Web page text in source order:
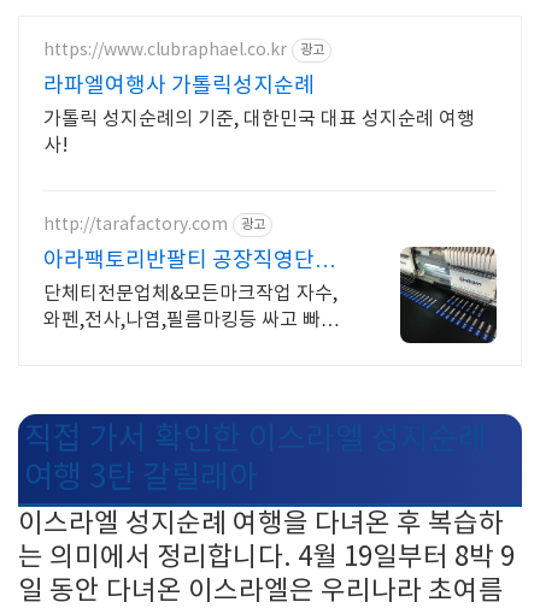
https://www.clubraphael.co.kr 광고
라파엘여행사 가톨릭성지순례
가톨릭 성지순례의 기준, 대한민국 대표 성지순례 여행
사!
http://tarafactory.com 광고
아라팩토리반팔티 공장직영단체
티&모든티셔츠
단체티전문업체&모든마크작업 자수,
와펜,전사,나염,필름마킹등 싸고 빠르
직접 가서 확인한 이스라엘 성지순례
여행 3탄 갈릴래아
이스라엘 성지순례 여행을 다녀온 후 복습하
는 의미에서 정리합니다. 4월 19일부터 8박 9
일 동안 다녀온 이스라엘은 우리나라 초여름